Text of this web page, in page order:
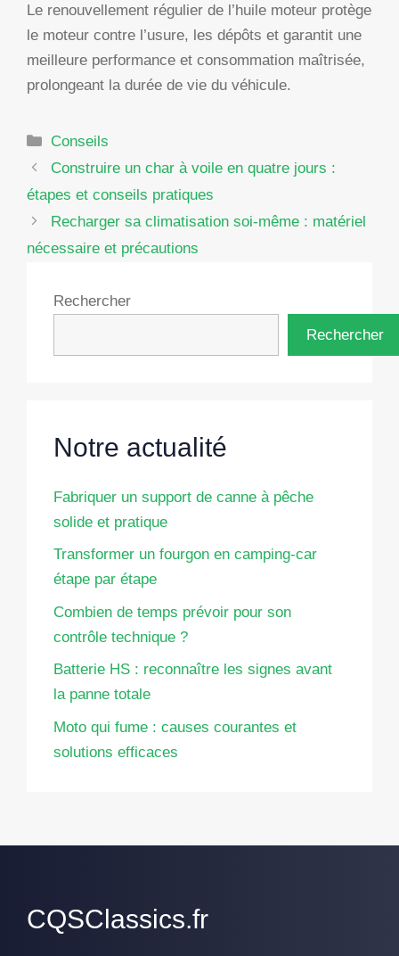
Le renouvellement régulier de l’huile moteur protège
le moteur contre l’usure, les dépôts et garantit une
meilleure performance et consommation maîtrisée,
prolongeant la durée de vie du véhicule.
Catégories
Conseils
Construire un char à voile en quatre jours :
étapes et conseils pratiques
Recharger sa climatisation soi-même : matériel
nécessaire et précautions
Rechercher
Rechercher
Notre actualité
Fabriquer un support de canne à pêche
solide et pratique
Transformer un fourgon en camping-car
étape par étape
Combien de temps prévoir pour son
contrôle technique ?
Batterie HS : reconnaître les signes avant
la panne totale
Moto qui fume : causes courantes et
solutions efficaces
CQSClassics.fr